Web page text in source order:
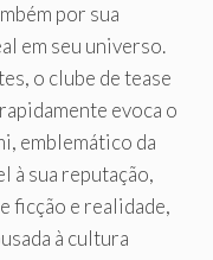
por sua
em seu universo.
o clube de tease
evoca o
emblemático da
à sua reputação,
ficção e realidade,
à cultura